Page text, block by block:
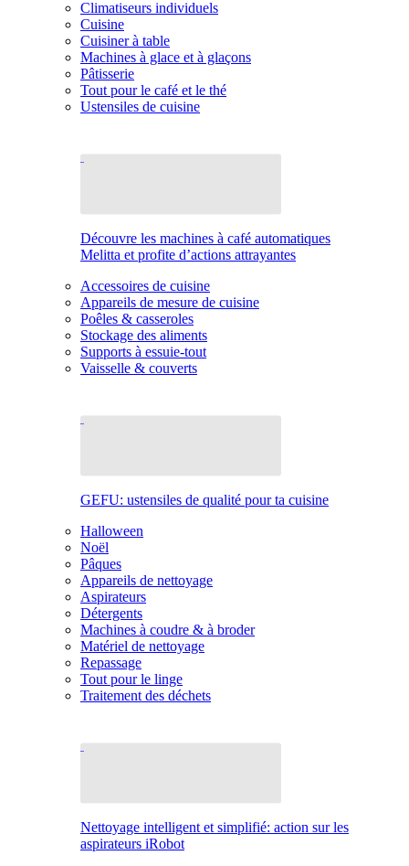
Climatiseurs individuels
Cuisine
Cuisiner à table
Machines à glace et à glaçons
Pâtisserie
Tout pour le café et le thé
Ustensiles de cuisine
Découvre les machines à café automatiques
Melitta et profite d’actions attrayantes
Accessoires de cuisine
Appareils de mesure de cuisine
Poêles & casseroles
Stockage des aliments
Supports à essuie-tout
Vaisselle & couverts
GEFU: ustensiles de qualité pour ta cuisine
Halloween
Noël
Pâques
Appareils de nettoyage
Aspirateurs
Détergents
Machines à coudre & à broder
Matériel de nettoyage
Repassage
Tout pour le linge
Traitement des déchets
Nettoyage intelligent et simplifié: action sur les
aspirateurs iRobot